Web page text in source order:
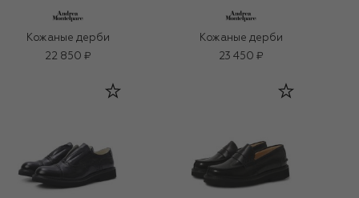
Кожаные дерби
22 850 ₽
Кожаные дерби
23 450 ₽